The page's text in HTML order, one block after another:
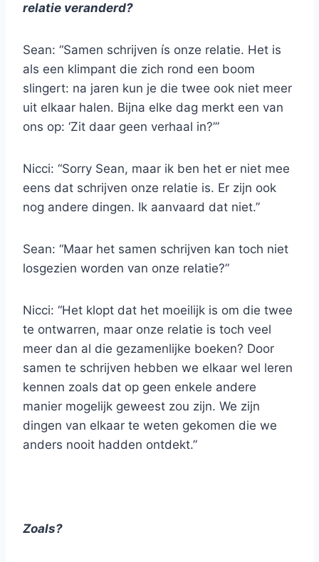
relatie veranderd?
Sean: “Samen schrijven ís onze relatie. Het is
als een klimpant die zich rond een boom
slingert: na jaren kun je die twee ook niet meer
uit elkaar halen. Bijna elke dag merkt een van
ons op: ‘Zit daar geen verhaal in?’”
Nicci: “Sorry Sean, maar ik ben het er niet mee
eens dat schrijven onze relatie is. Er zijn ook
nog andere dingen. Ik aanvaard dat niet.”
Sean: “Maar het samen schrijven kan toch niet
losgezien worden van onze relatie?”
Nicci: “Het klopt dat het moeilijk is om die twee
te ontwarren, maar onze relatie is toch veel
meer dan al die gezamenlijke boeken? Door
samen te schrijven hebben we elkaar wel leren
kennen zoals dat op geen enkele andere
manier mogelijk geweest zou zijn. We zijn
dingen van elkaar te weten gekomen die we
anders nooit hadden ontdekt.”
Zoals?